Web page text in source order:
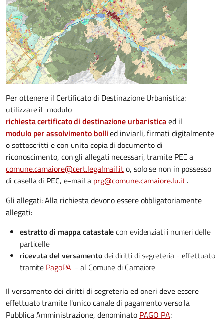
Per ottenere il Certificato di Destinazione Urbanistica:
utilizzare il modulo
richiesta certificato di destinazione urbanisticaed il
modulo per assolvimento bolli ed inviarli, firmati digitalmente
o sottoscritti e con unita copia di documento di
riconoscimento, con gli allegati necessari, tramite PEC a
comune.camaiore@cert.legalmail.ito, solo se non in possesso
di casella di PEC, e-mail a prg@comune.camaiore.lu.it .
Gli allegati: Alla richiesta devono essere obbligatoriamente
allegati:
estratto di mappa catastalecon evidenziati i numeri delle
particelle
ricevuta del versamentodei diritti di segreteria - effettuato
tramite PagoPA - al Comune di Camaiore
Il versamento dei diritti di segreteria ed oneri deve essere
effettuato tramite l'unico canale di pagamento verso la
Pubblica Amministrazione, denominato PAGO PA: